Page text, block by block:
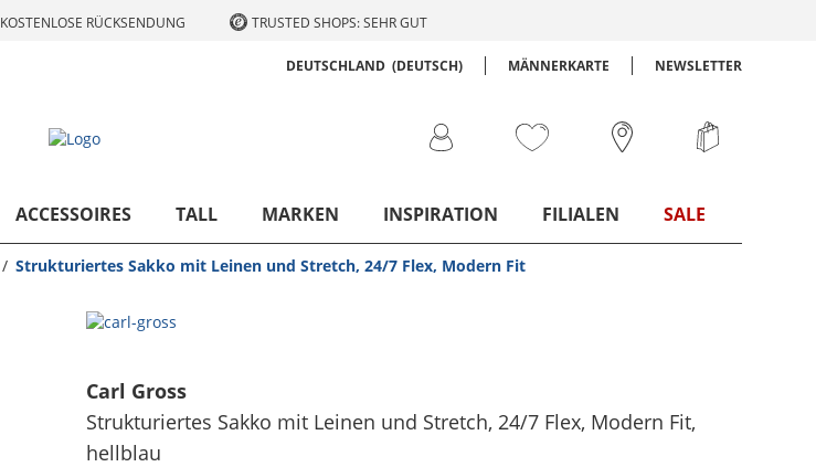
KOSTENLOSE RÜCKSENDUNG TRUSTED SHOPS: SEHR GUT
DEUTSCHLAND (DEUTSCH) MÄNNERKARTE NEWSLETTER
ACCESSOIRES TALL MARKEN INSPIRATION FILIALEN SALE
Strukturiertes Sakko mit Leinen und Stretch, 24/7 Flex, Modern Fit
Carl Gross
Strukturiertes Sakko mit Leinen und Stretch, 24/7 Flex, Modern Fit,
hellblau